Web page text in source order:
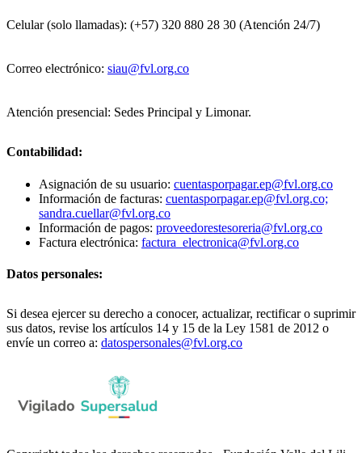
Celular (solo llamadas): (+57) 320 880 28 30 (Atención 24/7)
Correo electrónico: siau@fvl.org.co
Atención presencial: Sedes Principal y Limonar.
Contabilidad:
Asignación de su usuario: cuentasporpagar.ep@fvl.org.co
Información de facturas: cuentasporpagar.ep@fvl.org.co;
sandra.cuellar@fvl.org.co
Información de pagos: proveedorestesoreria@fvl.org.co
Factura electrónica: factura_electronica@fvl.org.co
Datos personales:
Si desea ejercer su derecho a conocer, actualizar, rectificar o suprimir
sus datos, revise los artículos 14 y 15 de la Ley 1581 de 2012 o
envíe un correo a: datospersonales@fvl.org.co